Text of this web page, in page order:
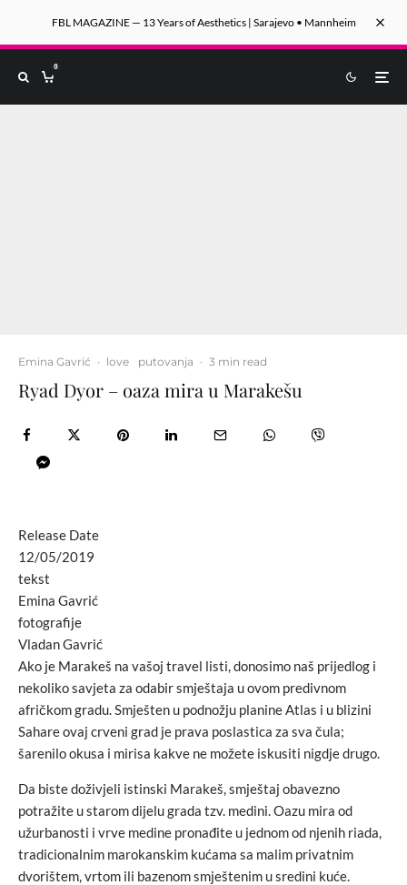
FBL MAGAZINE — 13 Years of Aesthetics | Sarajevo • Mannheim
0
Emina Gavrić · love putovanja · 3 min read
Ryad Dyor – oaza mira u Marakešu
Release Date
12/05/2019
tekst
Emina Gavrić
fotografije
Vladan Gavrić
Ako je Marakeš na vašoj travel listi, donosimo naš prijedlog i
nekoliko savjeta za odabir smještaja u ovom predivnom
afričkom gradu. Smješten u podnožju planine Atlas i u blizini
Sahare ovaj crveni grad je prava poslastica za sva čula;
šarenilo okusa i mirisa kakve ne možete iskusiti nigdje drugo.
Da biste doživjeli istinski Marakeš, smještaj obavezno
potražite u starom dijelu grada tzv. medini. Oazu mira od
užurbanosti i vrve medine pronađite u jednom od njenih riada,
tradicionalnim marokanskim kućama sa malim privatnim
dvorištem, vrtom ili bazenom smještenim u sredini kuće.